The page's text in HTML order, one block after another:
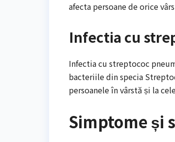
afecta persoane de orice
Infectia cu
Infectia cu streptococ
bacteriile din specia
persoanele în vârstă și la
Simptome și